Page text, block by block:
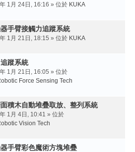
1月 24日, 16:16 » 位於 KUKA
手臂接觸力追蹤系統
1月 21日, 18:15 » 位於 KUKA
蹤系統
1月 21日, 16:05 » 位於
Force Sensing Tech
積木自動堆疊取放、整列系統
1月 4日, 10:41 » 位於
Vision Tech
手臂彩色魔術方塊堆疊